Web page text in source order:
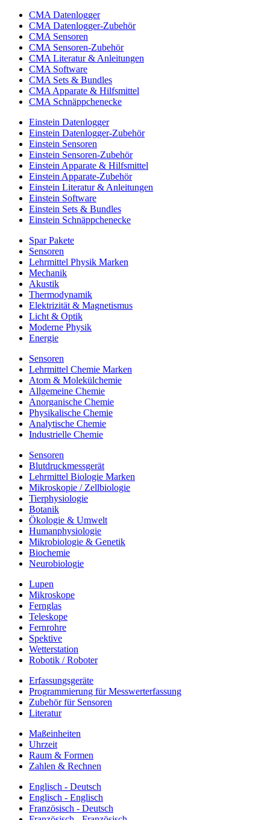
CMA Datenlogger
CMA Datenlogger-Zubehör
CMA Sensoren
CMA Sensoren-Zubehör
CMA Literatur & Anleitungen
CMA Software
CMA Sets & Bundles
CMA Apparate & Hilfsmittel
CMA Schnäppchenecke
Einstein Datenlogger
Einstein Datenlogger-Zubehör
Einstein Sensoren
Einstein Sensoren-Zubehör
Einstein Apparate & Hilfsmittel
Einstein Apparate-Zubehör
Einstein Literatur & Anleitungen
Einstein Software
Einstein Sets & Bundles
Einstein Schnäppchenecke
Spar Pakete
Sensoren
Lehrmittel Physik Marken
Mechanik
Akustik
Thermodynamik
Elektrizität & Magnetismus
Licht & Optik
Moderne Physik
Energie
Sensoren
Lehrmittel Chemie Marken
Atom & Molekülchemie
Allgemeine Chemie
Anorganische Chemie
Physikalische Chemie
Analytische Chemie
Industrielle Chemie
Sensoren
Blutdruckmessgerät
Lehrmittel Biologie Marken
Mikroskopie / Zellbiologie
Tierphysiologie
Botanik
Ökologie & Umwelt
Humanphysiologie
Mikrobiologie & Genetik
Biochemie
Neurobiologie
Lupen
Mikroskope
Fernglas
Teleskope
Fernrohre
Spektive
Wetterstation
Robotik / Roboter
Erfassungsgeräte
Programmierung für Messwerterfassung
Zubehör für Sensoren
Literatur
Maßeinheiten
Uhrzeit
Raum & Formen
Zahlen & Rechnen
Englisch - Deutsch
Englisch - Englisch
Französisch - Deutsch